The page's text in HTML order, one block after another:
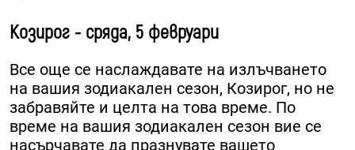
Козирог - сряда, 5 февруари
Все още се наслаждавате на излъчването
на вашия зодиакален сезон, Козирог, но не
забравяйте и целта на това време. По
време на вашия зодиакален сезон вие се
насърчавате да празнувате вашето